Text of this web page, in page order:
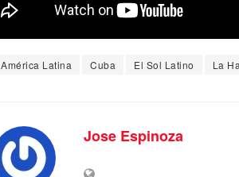
América Latina Cuba El Sol Latino La
Jose Espinoza